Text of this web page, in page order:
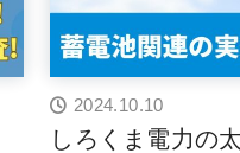
2024.10.10
しろくま電力の